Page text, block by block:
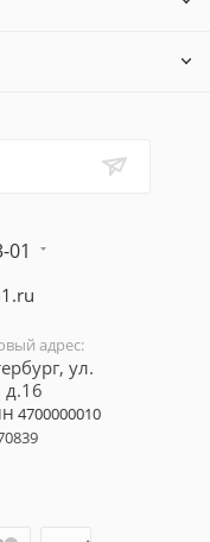
01
адрес:
ул.
д.16
4700000010